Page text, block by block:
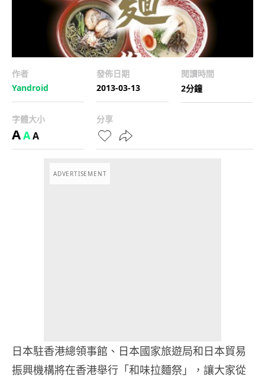
作者
Yandroid
發佈日期
2013-03-13
閱讀時間
2分鐘
字體大小
AAA
分享
ADVERTISEMENT
日本駐香港總領事館、日本國家旅遊局和日本貿易
振興機構將在香港舉行「和味拉麵祭」，讓大家從